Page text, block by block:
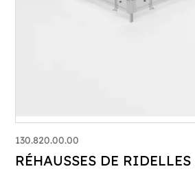
130.820.00.00
RÉHAUSSES DE